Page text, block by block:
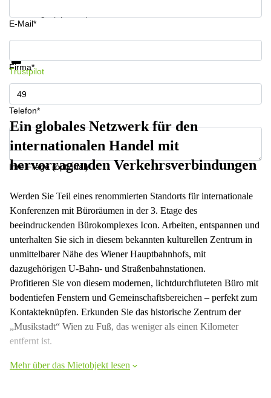
E-Mail*
Firma*
Telefon*
Ihre Frage (optional)
Informationen und Preise erhalten
Trustpilot
Ein globales Netzwerk für den
internationalen Handel mit
hervorragenden Verkehrsverbindungen
Werden Sie Teil eines renommierten Standorts für internationale
Konferenzen mit Büroräumen in der 3. Etage des
beeindruckenden Bürokomplexes Icon. Arbeiten, entspannen und
unterhalten Sie sich in diesem bekannten kulturellen Zentrum in
unmittelbarer Nähe des Wiener Hauptbahnhofs, mit
dazugehörigen U-Bahn- und Straßenbahnstationen.
Profitieren Sie von diesem modernen, lichtdurchfluteten Büro mit
bodentiefen Fenstern und Gemeinschaftsbereichen – perfekt zum
Kontakteknüpfen. Erkunden Sie das historische Zentrum der
„Musikstadt“ Wien zu Fuß, das weniger als einen Kilometer
entfernt ist.
Mehr über das Mietobjekt lesen